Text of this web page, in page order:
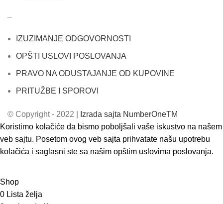
–
IZUZIMANJE ODGOVORNOSTI
OPŠTI USLOVI POSLOVANJA
PRAVO NA ODUSTAJANJE OD KUPOVINE
PRITUŽBE I SPOROVI
© Copyright - 2022 |
Izrada sajta NumberOneTM
Koristimo kolačiće da bismo poboljšali vaše iskustvo na našem
veb sajtu. Posetom ovog veb sajta prihvatate našu upotrebu
kolačića i saglasni ste sa našim opštim uslovima poslovanja.
Shop
0 Lista želja